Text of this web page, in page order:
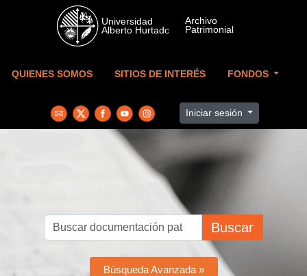
Skip to main content
QUIENES SOMOS SITIOS DE INTERÉS FONDOS
Iniciar sesión
Buscar
Búsqueda Avanzada »